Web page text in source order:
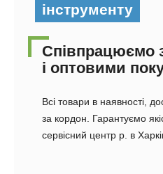
інструменту
Співпрацюємо
і оптовими
Всі товари в наявності,
за кордон. Гарантуємо
сервісний центр р. в